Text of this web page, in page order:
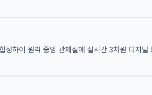
하여 원격 중앙 관제실에 실시간 3차원 디지털